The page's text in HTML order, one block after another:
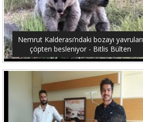
Nemrut Kalderası’ndaki bozayı yavruları
çöpten besleniyor - Bitlis Bülten